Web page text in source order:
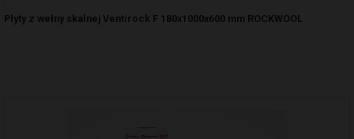
Płyty z wełny skalnej Ventirock F 180x1000x600 mm ROCKWOOL